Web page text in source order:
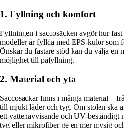
1. Fyllning och komfort
Fyllningen i saccosäcken avgör hur
modeller är fyllda med EPS-kulor som
Önskar du fastare stöd kan du välja en
möjlighet till påfyllning.
2. Material och yta
Saccosäckar finns i många material –
till mjukt läder och tyg. Om stolen ska
ett vattenavvisande och UV-beständigt
tyg eller mikrofiber ge en mer mysig